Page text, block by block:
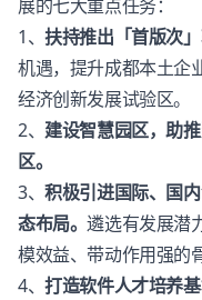
展的七大重点任务：
1、扶持推出「首版次」
机遇，提升成都本土企
经济创新发展试验区。
2、 建设智慧园区，助
区。
3、积极引进国际、国
态布局。遴选有发展潜
模效益、带动作用强的
4、打造软件人才培养基